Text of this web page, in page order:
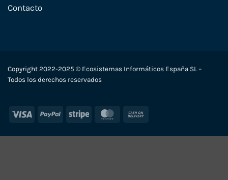
Contacto
Copyright 2022-2025 © Ecosistemas Informáticos España SL –
Todos los derechos reservados
Visa PayPal Stripe MasterCard